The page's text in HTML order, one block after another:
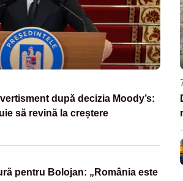
după decizia Moody’s:
să revină la creștere
pentru Bolojan: „România este